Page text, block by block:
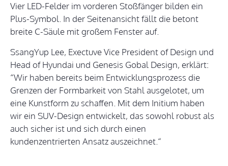
Vier LED-Felder im vorderen Stoßfänger bilden ein
Plus-Symbol. In der Seitenansicht fällt die betont
breite C-Säule mit großem Fenster auf.
SsangYup Lee, Exectuve Vice President of Design und
Head of Hyundai und Genesis Gobal Design, erklärt:
“Wir haben bereits beim Entwicklungsprozess die
Grenzen der Formbarkeit von Stahl ausgelotet, um
eine Kunstform zu schaffen. Mit dem Initium haben
wir ein SUV-Design entwickelt, das sowohl robust als
auch sicher ist und sich durch einen
kundenzentrierten Ansatz auszeichnet.“